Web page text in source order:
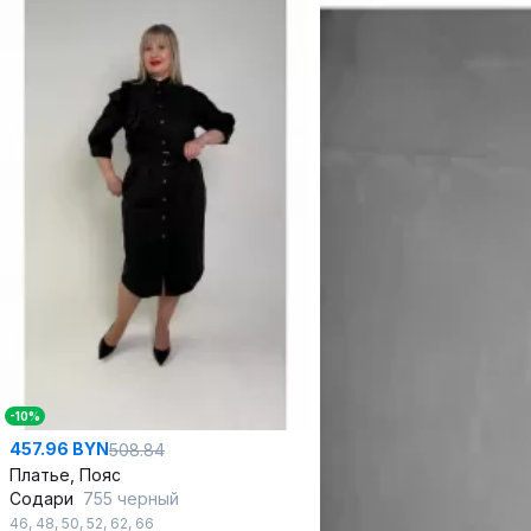
-10%
457.96 BYN508.84
Платье, Пояс
Содари 755 черный
46, 48, 50, 52, 62, 66